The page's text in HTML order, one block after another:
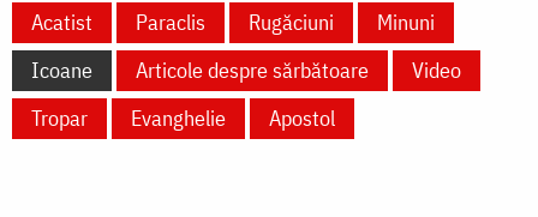
Acatist Paraclis Rugăciuni
Minuni
Icoane
Articole despre sărbătoare
Video
Tropar
Evanghelie Apostol